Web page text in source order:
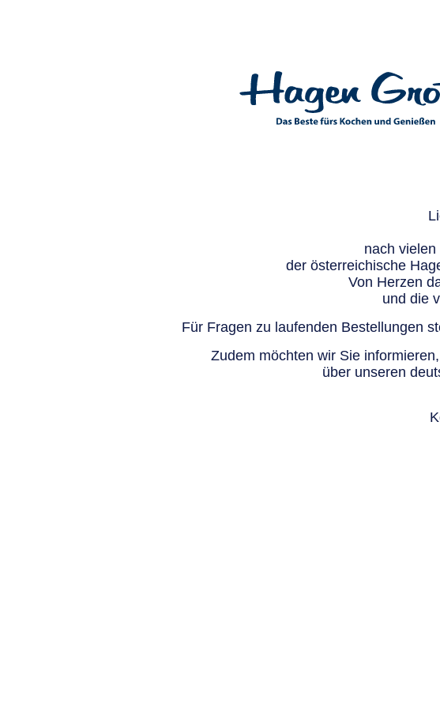
nach
der österreichische
Von Herzen
und die
Für Fragen zu laufenden Bestellungen
Zudem möchten wir Sie
über unseren